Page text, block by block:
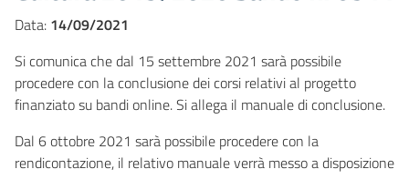
Data: 14/09/2021
Si comunica che dal 15 settembre 2021 sarà possibile
procedere con la conclusione dei corsi relativi al progetto
finanziato su bandi online. Si allega il manuale di conclusione.
Dal 6 ottobre 2021 sarà possibile procedere con la
rendicontazione, il relativo manuale verrà messo a disposizione